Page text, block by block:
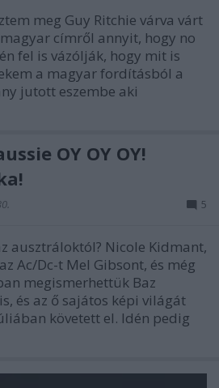
meg Guy Ritchie várva várt
címről annyit, hogy no
fel is vázólják, hogy mit is
a magyar fordításból a
jutott eszembe aki
OY OY OY!
5
ausztráloktól? Nicole Kidmant,
Ac/Dc-t Mel Gibsont, és még
megismerhettük Baz
és az ő sajátos képi világát
követett el. Idén pedig